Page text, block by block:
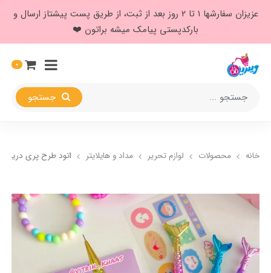
عزیزان سفارشها ۱ تا ۲ روز بعد از ثبت، از طریق پست پیشتاز ارسال و
بارکدپستی پیامک میشه براتون ❤️
0
خانه محصولات لوازم تحریر مداد و هایلایتر اتود طرح پری دریایی